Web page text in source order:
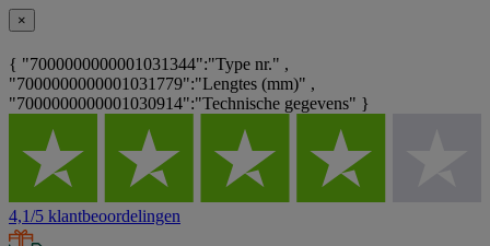
×
{ "7000000000001031344":"Type nr." ,
"7000000000001031779":"Lengtes (mm)" ,
"7000000000001030914":"Technische gegevens" }
4,1/5 klantbeoordelingen